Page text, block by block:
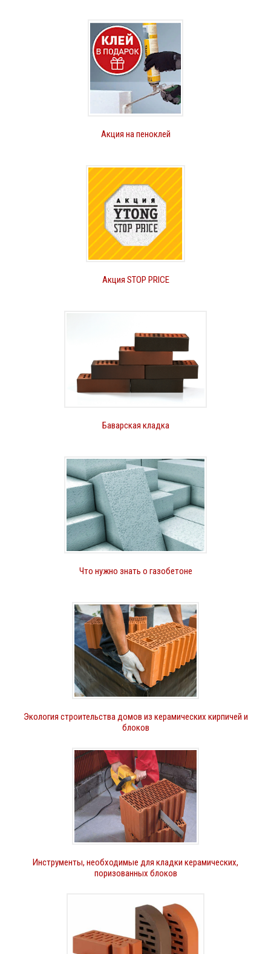
Акция на пеноклей
Акция STOP PRICE
Баварская кладка
Что нужно знать о газобетоне
Экология строительства домов из керамических кирпичей и
блоков
Инструменты, необходимые для кладки керамических,
поризованных блоков